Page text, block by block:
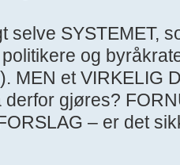
selve SYSTEMET,
og
MEN et VIRKELIG
gjøres?
– er det